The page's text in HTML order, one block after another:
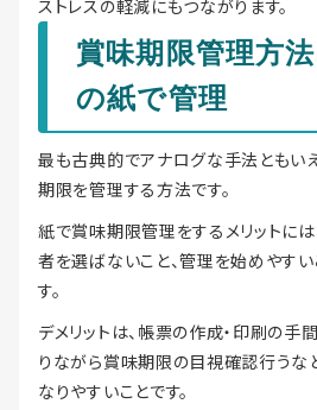
ストレスの軽減にもつながります。
賞味期限管理方
の紙で管理
最も古典的でアナログな手法ともい
期限を管理する方法です。
紙で賞味期限管理をするメリットに
者を選ばないこと、管理を始めやす
す。
デメリットは、帳票の作成・印刷の手
りながら賞味期限の目視確認行うな
なりやすいことです。